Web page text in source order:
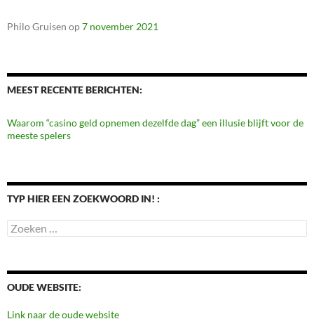
Philo Gruisen op7 november 2021
MEEST RECENTE BERICHTEN:
Waarom “casino geld opnemen dezelfde dag” een illusie blijft voor de
meeste spelers
TYP HIER EEN ZOEKWOORD IN! :
Zoeken
naar:
OUDE WEBSITE:
Link naar de oude website